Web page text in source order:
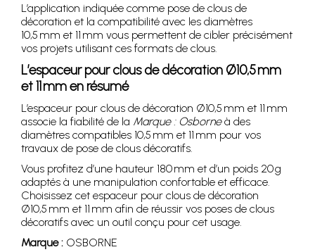
L’application indiquée comme pose de clous de
décoration et la compatibilité avec les diamètres
10,5 mm et 11 mm vous permettent de cibler précisément
vos projets utilisant ces formats de clous.
L’espaceur pour clous de décoration Ø10,5 mm
et 11 mm en résumé
L’espaceur pour clous de décoration Ø10,5 mm et 11 mm
associe la fiabilité de la Marque : Osborneà des
diamètres compatibles 10,5 mm et 11 mm pour vos
travaux de pose de clous décoratifs.
Vous profitez d’une hauteur 180 mm et d’un poids 20 g
adaptés à une manipulation confortable et efficace.
Choisissez cet espaceur pour clous de décoration
Ø10,5 mm et 11 mm afin de réussir vos poses de clous
décoratifs avec un outil conçu pour cet usage.
Marque : OSBORNE